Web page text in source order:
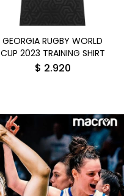
GEORGIA RUGBY WORLD
CUP 2023 TRAINING SHIRT
$ 2.920